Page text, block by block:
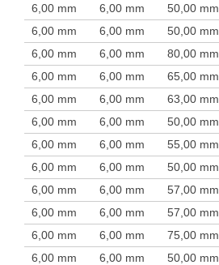
6,00 mm
6,00 mm 50,00 mm
6,00 mm
6,00 mm 50,00 mm
6,00 mm
6,00 mm 80,00 mm
6,00 mm
6,00 mm 65,00 mm
6,00 mm
6,00 mm 63,00 mm
6,00 mm
6,00 mm 50,00 mm
6,00 mm
6,00 mm 55,00 mm
6,00 mm
6,00 mm 50,00 mm
6,00 mm
6,00 mm 57,00 mm
6,00 mm
6,00 mm 57,00 mm
6,00 mm
6,00 mm 75,00 mm
6,00 mm
6,00 mm 50,00 mm